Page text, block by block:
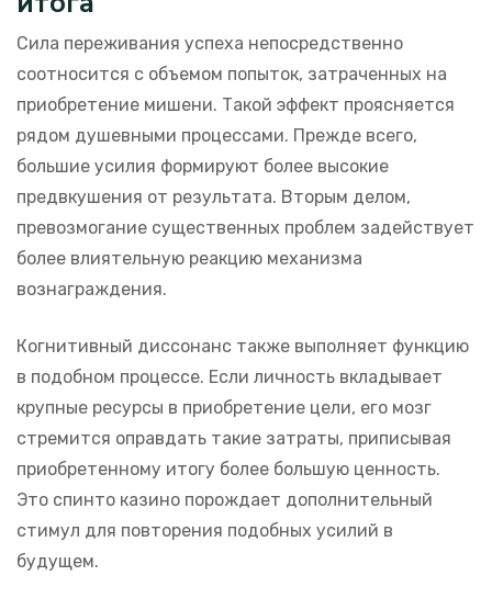
Сила переживания успеха непосредственно
соотносится с объемом попыток, затраченных на
приобретение мишени. Такой эффект проясняется
рядом душевными процессами. Прежде всего,
большие усилия формируют более высокие
предвкушения от результата. Вторым делом,
превозмогание существенных проблем задействует
более влиятельную реакцию механизма
вознаграждения.
Когнитивный диссонанс также выполняет функцию
в подобном процессе. Если личность вкладывает
крупные ресурсы в приобретение цели, его мозг
стремится оправдать такие затраты, приписывая
приобретенному итогу более большую ценность.
Это спинто казино порождает дополнительный
стимул для повторения подобных усилий в
будущем.